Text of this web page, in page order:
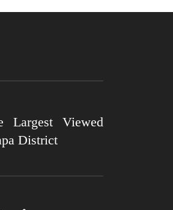
Largest Viewed
District